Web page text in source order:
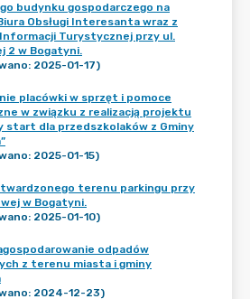
budynku gospodarczego na
Obsługi Interesanta wraz z
Turystycznej przy ul.
2 w Bogatyni.
2025-01-17)
placówki w sprzęt i pomoce
w związku z realizacją projektu
start dla przedszkolaków z Gminy
2025-01-15)
terenu parkingu przy
w Bogatyni.
2025-01-10)
odpadów
z terenu miasta i gminy
2024-12-23)